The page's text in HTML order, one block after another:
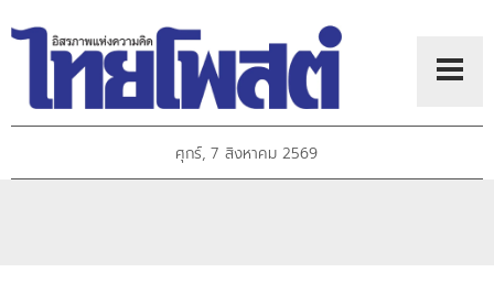
ศุกร์, 7 สิงหาคม 2569